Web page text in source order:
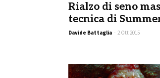
Rialzo di seno
tecnica di
Davide Battaglia - 2 Ott 2015